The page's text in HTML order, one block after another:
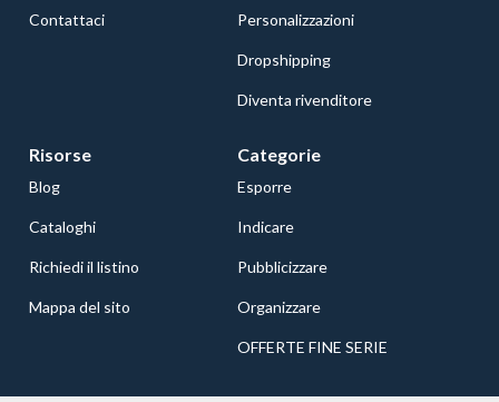
Contattaci Personalizzazioni
Dropshipping
Diventa rivenditore
Risorse
Blog
Cataloghi
Richiedi il listino
Mappa del sito
Categorie
Esporre
Indicare
Pubblicizzare
Organizzare
OFFERTE FINE SERIE